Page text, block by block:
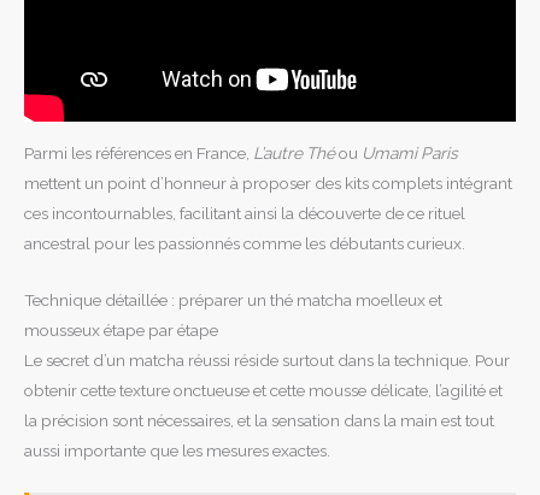
Parmi les références en France, L’autre Théou Umami Paris
mettent un point d’honneur à proposer des kits complets intégrant
ces incontournables, facilitant ainsi la découverte de ce rituel
ancestral pour les passionnés comme les débutants curieux.
Technique détaillée : préparer un thé matcha moelleux et
mousseux étape par étape
Le secret d’un matcha réussi réside surtout dans la technique. Pour
obtenir cette texture onctueuse et cette mousse délicate, l’agilité et
la précision sont nécessaires, et la sensation dans la main est tout
aussi importante que les mesures exactes.